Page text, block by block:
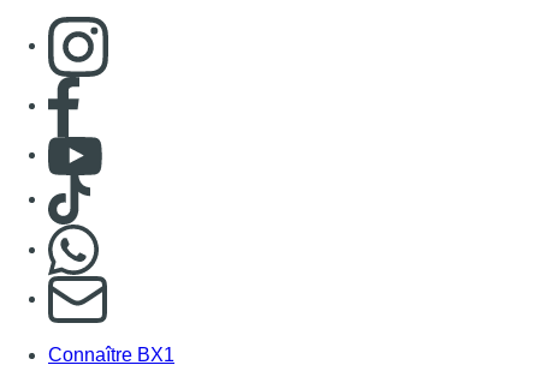
Consulter page Instagram
Consulter page Facebook
Consulter Youtube
Consulter TikTok
S'abonner à notre newsletter
Connaître BX1